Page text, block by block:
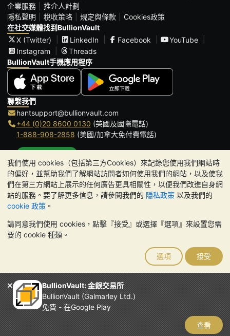
我們使用 cookies（包括第三方Cookies）來記錄您使用我們網站時
的偏好，並幫助我們了解網站訪問者如何使用我們的網站，以及使我
們在第三方網站上展示的任何廣告更具相關性，以便我們改進自身網
站的服務。要了解更多信息，請參閱我們的 隱私政策 以及我們的
cookie 政策 。
請同意我們使用 cookies，點擊『接受』或選擇『選項』來設置您需
要的 cookie 種類。
選項 接受
BullionVault: 金銀交易所
BullionVault (Galmarley Ltd.)
免費 - 在Google Play
查看
企業服務
推介人計劃
隱私聲明
稅收策略 規定與條款
Cookies政策
在社交媒體找到BullionVault
X (Twitter)
LinkedIn Facebook
YouTube
Instagram
Threads
BullionVault手機應用程序
聯繫我們
hantsupport@bullionvault.com
+44 (0)20 8600 0130 (英國及國際電話)
1-888-908-2858 (美國/加拿大免付費電話)
辦公時間:
9am to 8:30pm (英國時間), 周一至周五
Galmarley Ltd T/A BullionVault
3 Shortlands (7th Floor)
London
W6 8DA
貴金屬的價值可能下跌也可能上漲。歷史趨勢不能保證未來
的價格走勢。BullionVault 網站及其任何通訊中的任何內容均不構成
投資建議。您應該考慮尋求專業建議，以確定投資並持有金條是否適
合您。
Galmarley Ltd，以 BullionVault 名義進行交易，在英格蘭和威爾斯
註冊，註冊號碼：4943684
BullionVault Ltd © 2026